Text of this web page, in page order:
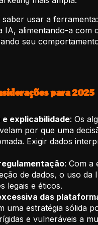
saber usar a
IA, alimentando-a com
seu
para 2025
explicabilidade: Os
por que uma
Exigir dados
: Com a
de dados, o uso da
legais e éticos.
das
uma estratégia sólida
e vulneráveis a